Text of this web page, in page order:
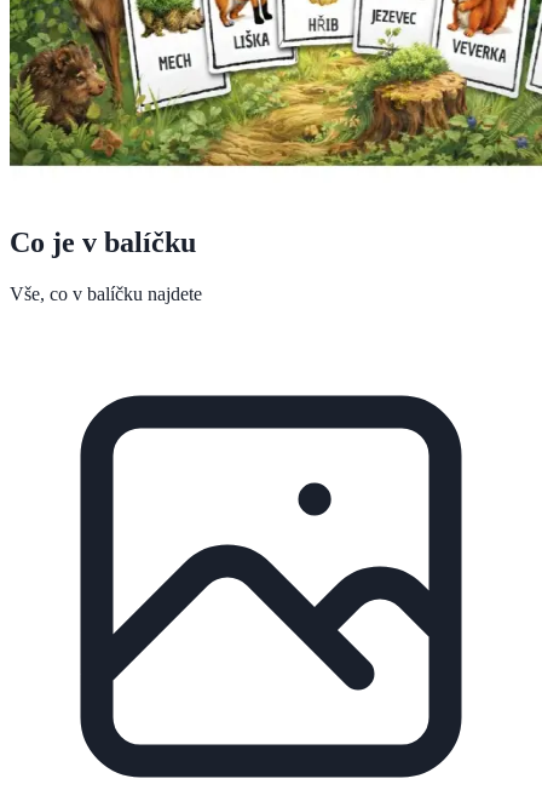
Co je v balíčku
Vše, co v balíčku najdete